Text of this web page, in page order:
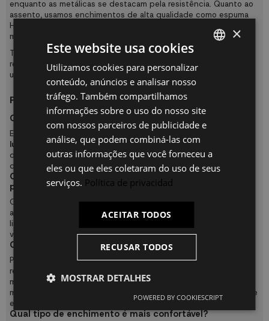
enquanto as metálicas se destacam pela resistência. Quanto ao
assento, usamos enchimentos de alta qualidade como espuma
HR ou viscoelástica, materiais que oferecem conforto e mantêm
melhor a forma com o uso diário.
Também é importante escolher um estofado respirável e
resistente, especialmente em lares familiares ou ambientes de
uso intenso.
Perguntas frequentes
Quais medidas costuma ter um sofá de 4 lugares?
Embora possa variar de acordo com o design, um
lugares
geralmente mede entre 260 e 320 cm de largura. Antes
de comprar, é importante medir bem o espaço disponível e
deixar área de passagem suficiente ao redor do sofá.
Os sofás de 4 lugares são adequados para salas
pequenas?
Os sofás grandes são pensados principalmente para salas
amplas ou espaços abertos. No entanto, alguns designs de
linhas retas ou com pés altos ajudam a reduzir a sensação de
volume e podem se adaptar melhor a ambientes médios.
Qual estofado é melhor para uso diário?
Para uso frequente, recomendamos tecidos resistentes,
respiráveis e fáceis de manter. Estofados de qualidade oferecem
maior durabilidade e ajudam a conservar a aparência do sofá por
mais tempo, especialmente em lares familiares ou com animais de
estimação.
Qual tipo de enchimento é mais confortável?
FR
×
Este website usa cookies
Utilizamos cookies para personalizar
conteúdo, anúncios e analisar nosso
tráfego. Também compartilhamos
informações sobre o uso do nosso site
com nossos parceiros de publicidade e
análise, que podem combiná-las com
outras informações que você forneceu a
eles ou que eles coletaram do uso de seus
serviços. Política de privacidad
ACEITAR TODOS
RECUSAR TODOS
MOSTRAR DETALHES
POWERED BY COOKIESCRIPT